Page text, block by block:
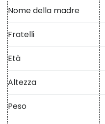
Nome della madre
Fratelli
Età
Altezza
Peso